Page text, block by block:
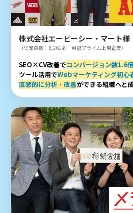
株式会社エービーシー・マート様
（従業員数：6,261名 東証プライム上場企業）
SEO×CV改善でコンバージョン数1.6
ツール活用でWebマーケティング初心
直感的に分析・改善ができる組織へと成